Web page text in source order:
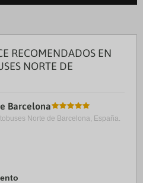
RECOMENDADOS EN
NORTE DE
Barcelona
Norte de Barcelona, España.